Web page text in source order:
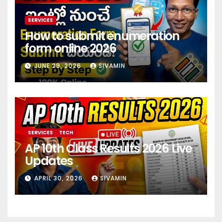
SERVICES
How to submit enumeration
form online 2026
JUNE 29, 2026 SIVAMIN
SERVICES TECH
AP 10th Class Results 2026 Live
Updates
APRIL 30, 2026 SIVAMIN